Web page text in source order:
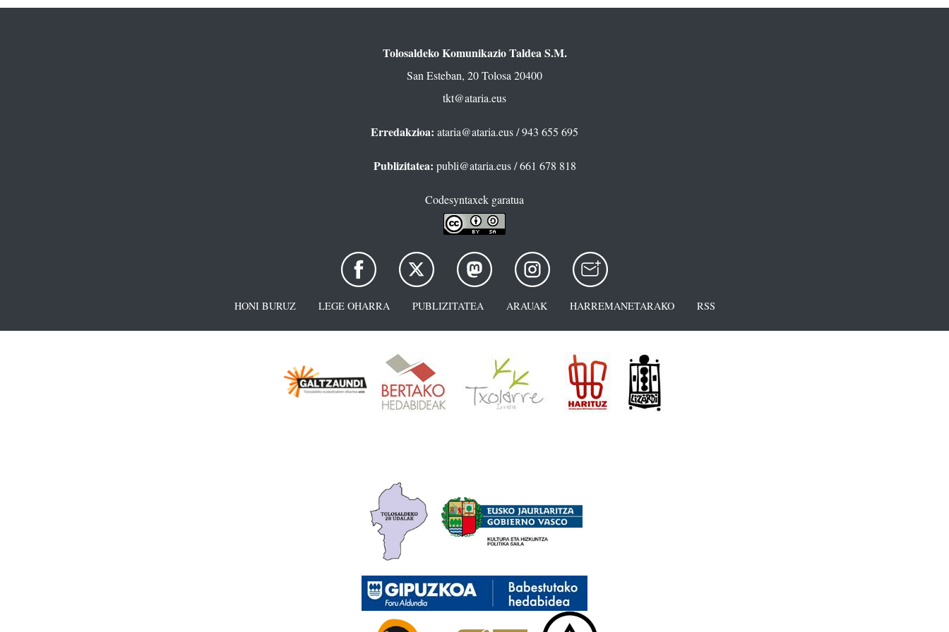
Tolosaldeko Komunikazio Taldea S.M.
San Esteban, 20 Tolosa 20400
tkt@ataria.eus
Erredakzioa: ataria@ataria.eus/ 943 655 695
Publizitatea: publi@ataria.eus/ 661 678 818
Codesyntaxek garatua
HONI BURUZ LEGE OHARRA PUBLIZITATEA ARAUAK HARREMANETARAKO RSS